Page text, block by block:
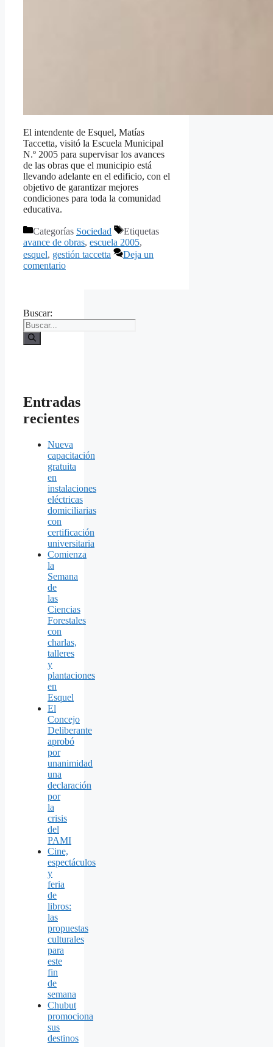
El intendente de Esquel, Matías
Taccetta, visitó la Escuela Municipal
N.º 2005 para supervisar los avances
de las obras que el municipio está
llevando adelante en el edificio, con el
objetivo de garantizar mejores
condiciones para toda la comunidad
educativa.
Categorías Sociedad
Etiquetas
avance de obras, escuela 2005,
esquel, gestión taccetta
Deja un
comentario
Buscar:
Entradas
recientes
Nueva
capacitación
gratuita
en
instalaciones
eléctricas
domiciliarias
con
certificación
universitaria
Comienza
la
Semana
de
las
Ciencias
Forestales
con
charlas,
talleres
y
plantaciones
en
Esquel
El
Concejo
Deliberante
aprobó
por
unanimidad
una
declaración
por
la
crisis
del
PAMI
Cine,
espectáculos
y
feria
de
libros:
las
propuestas
culturales
para
este
fin
de
semana
Chubut
promociona
sus
destinos